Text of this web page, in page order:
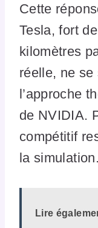
Cette
Tesla, fort
kilomètres
réelle, ne se
l’approche
de NVIDIA.
compétitif
la simulation.
Lire